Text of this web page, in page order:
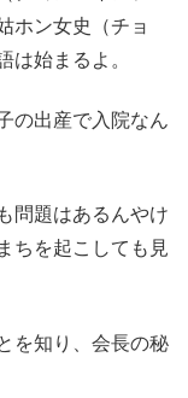
ホン女史（チョ
は始まるよ。
の出産で入院なん
問題はあるんやけ
ちを起こしても見
を知り、会長の秘